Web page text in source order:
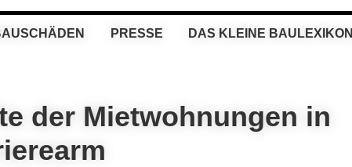
PRESSE DAS KLEINE BAULEXIKON
der Mietwohnungen in